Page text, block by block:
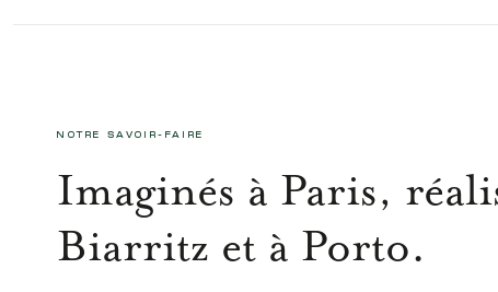
NOTRE SAVOIR-FAIRE
Imaginés à Paris,
Biarritz et à Porto.